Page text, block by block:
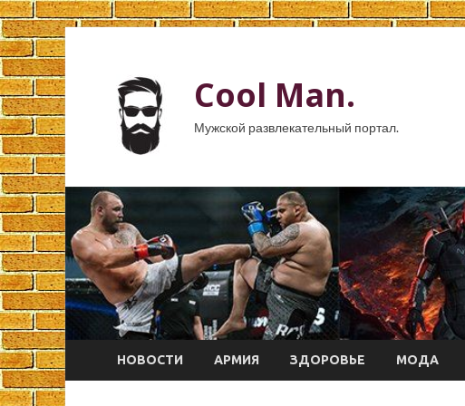
Cool Man.
Мужской развлекательный портал.
НОВОСТИ АРМИЯ ЗДОРОВЬЕ МОДА